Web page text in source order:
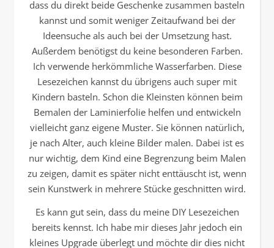
dass du direkt beide Geschenke zusammen basteln
kannst und somit weniger Zeitaufwand bei der
Ideensuche als auch bei der Umsetzung hast.
Außerdem benötigst du keine besonderen Farben.
Ich verwende herkömmliche Wasserfarben. Diese
Lesezeichen kannst du übrigens auch super mit
Kindern basteln. Schon die Kleinsten können beim
Bemalen der Laminierfolie helfen und entwickeln
vielleicht ganz eigene Muster. Sie können natürlich,
je nach Alter, auch kleine Bilder malen. Dabei ist es
nur wichtig, dem Kind eine Begrenzung beim Malen
zu zeigen, damit es später nicht enttäuscht ist, wenn
sein Kunstwerk in mehrere Stücke geschnitten wird.
Es kann gut sein, dass du meine DIY Lesezeichen
bereits kennst. Ich habe mir dieses Jahr jedoch ein
kleines Upgrade überlegt und möchte dir dies nicht